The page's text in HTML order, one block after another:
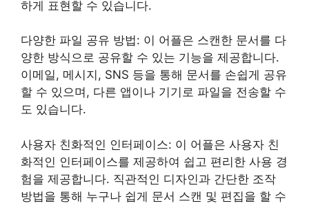
하게 표현할 수 있습니다.
다양한 파일 공유 방법: 이 어플은 스캔한 문서를 다
양한 방식으로 공유할 수 있는 기능을 제공합니다.
이메일, 메시지, SNS 등을 통해 문서를 손쉽게 공유
할 수 있으며, 다른 앱이나 기기로 파일을 전송할 수
도 있습니다.
사용자 친화적인 인터페이스: 이 어플은 사용자 친
화적인 인터페이스를 제공하여 쉽고 편리한 사용 경
험을 제공합니다. 직관적인 디자인과 간단한 조작
방법을 통해 누구나 쉽게 문서 스캔 및 편집을 할 수